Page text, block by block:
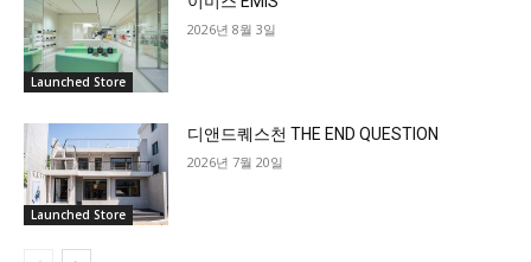
Launched Store
2026년 8월 3일
Launched Store
디앤드퀘스천 THE END QUESTION
2026년 7월 20일